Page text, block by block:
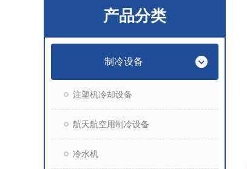
产品分类
制冷设备
注塑机冷却设备
航天航空用制冷设备
冷水机